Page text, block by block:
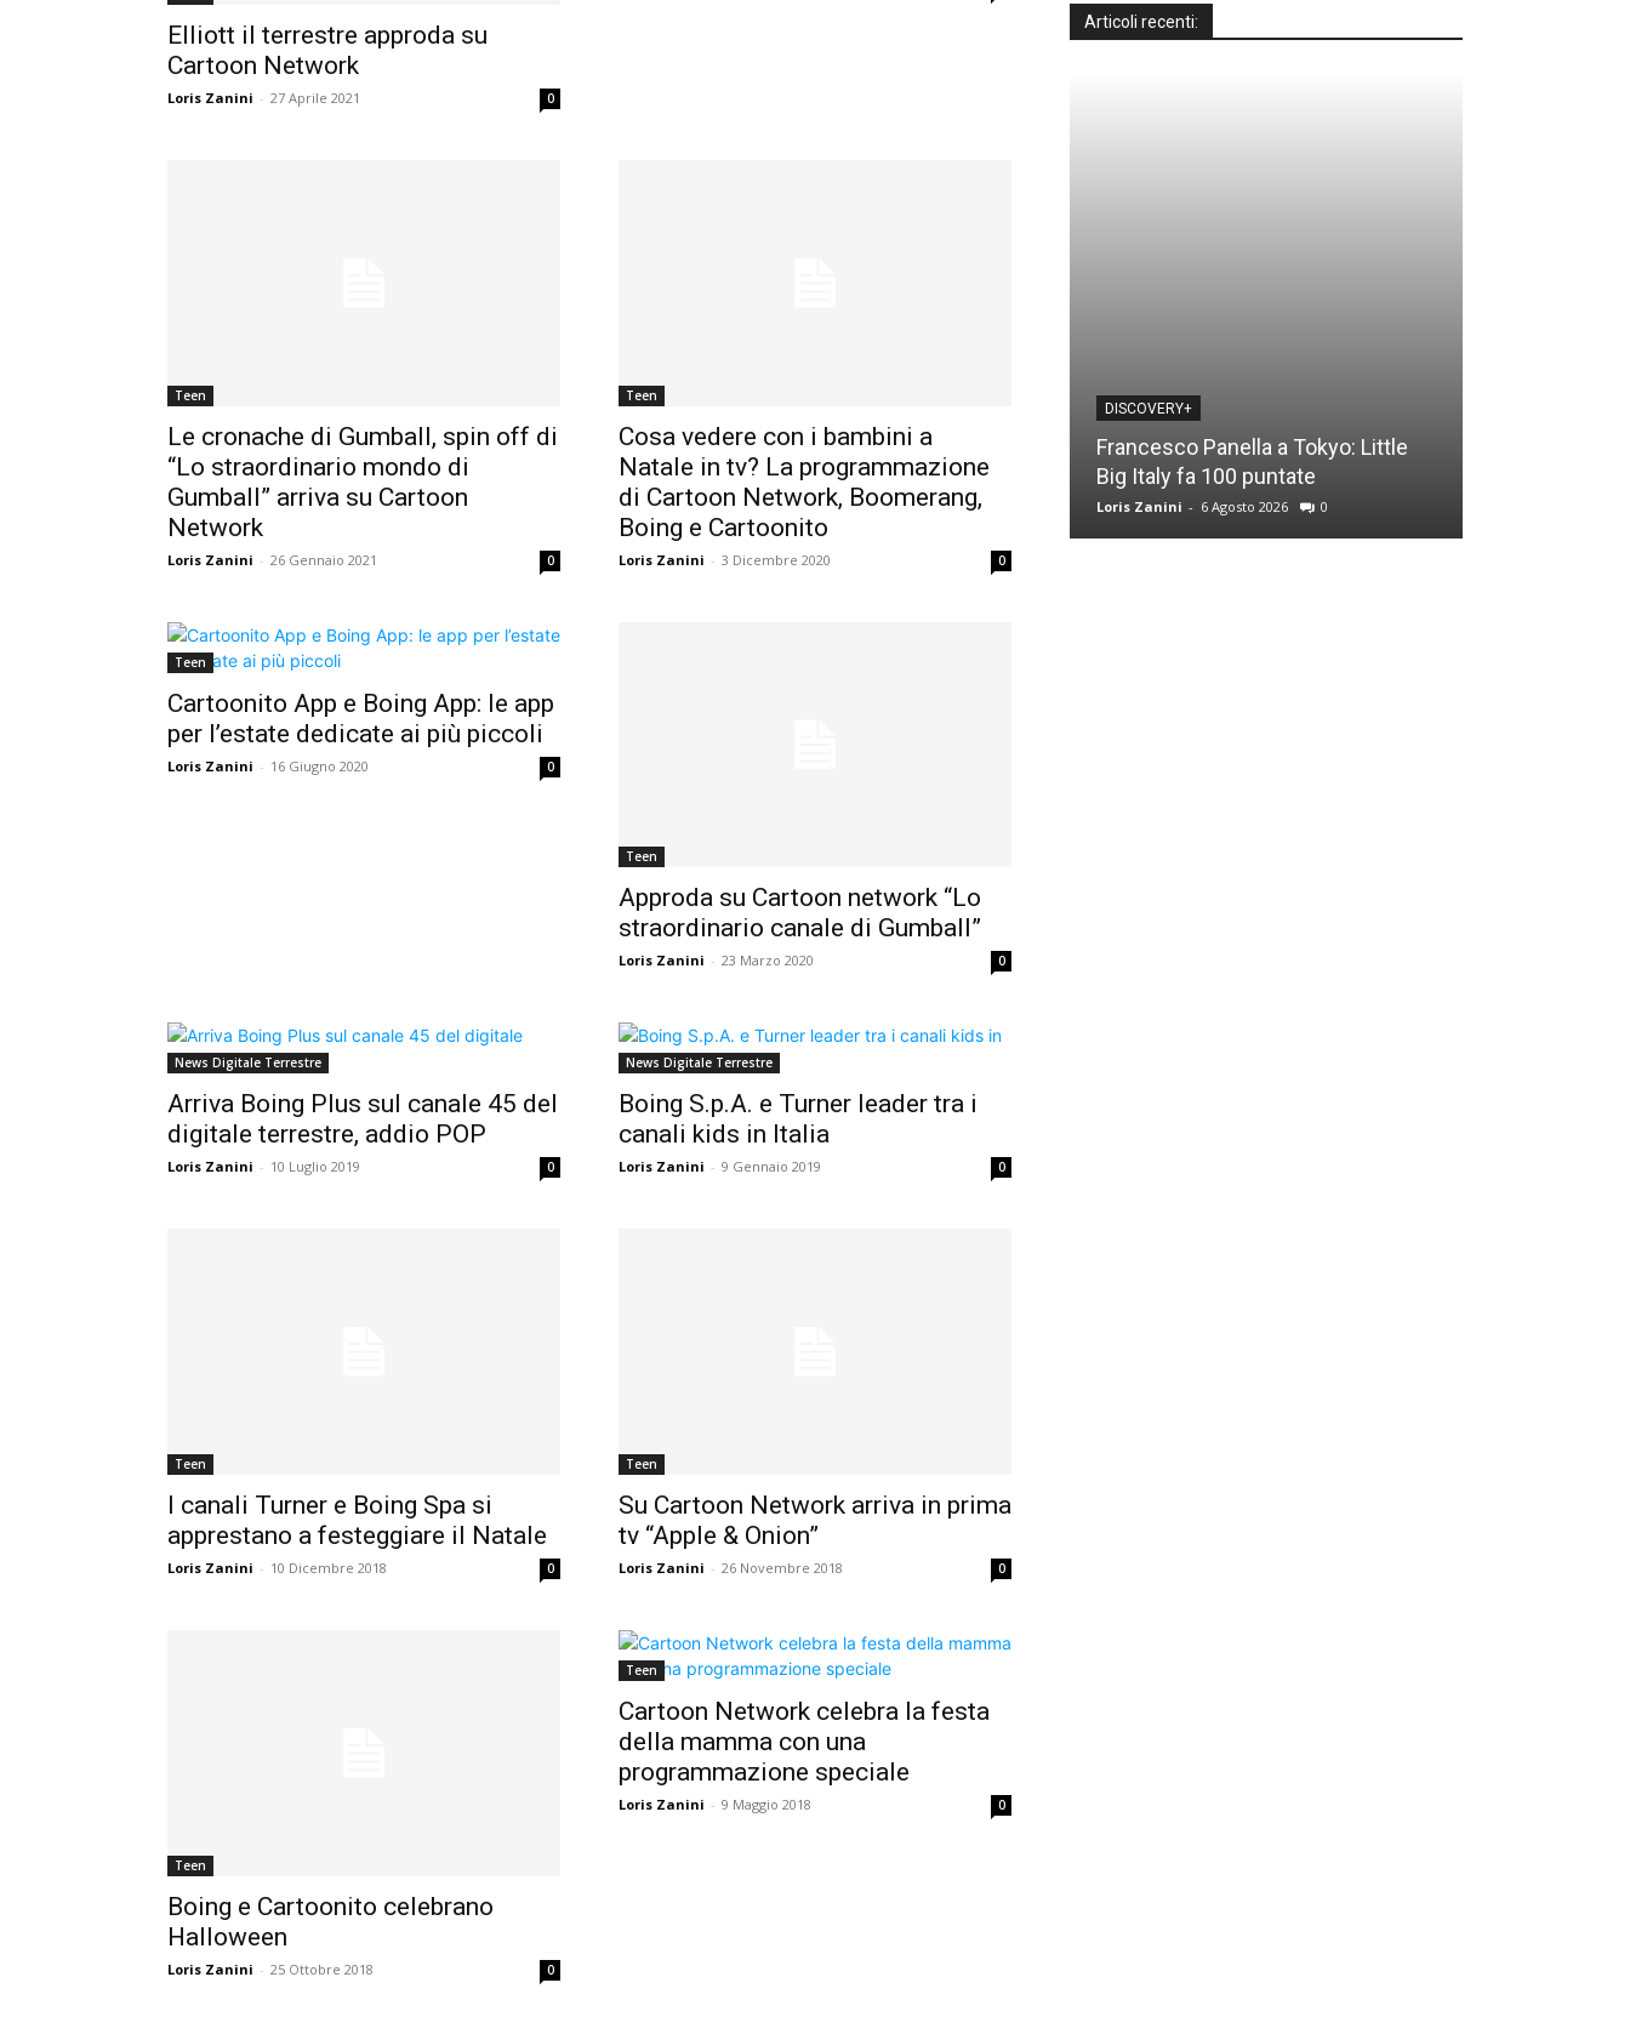
Elliott il terrestre approda su
Cartoon Network
Loris Zanini - 27 Aprile 2021 0
Teen
Le cronache di Gumball, spin off di
“Lo straordinario mondo di
Gumball” arriva su Cartoon
Network
Loris Zanini - 26 Gennaio 2021 0
Teen
Cosa vedere con i bambini a
Natale in tv? La programmazione
di Cartoon Network, Boomerang,
Boing e Cartoonito
Loris Zanini - 3 Dicembre 2020 0
Teen
Cartoonito App e Boing App: le app
per l’estate dedicate ai più piccoli
Loris Zanini - 16 Giugno 2020 0
Teen
Approda su Cartoon network “Lo
straordinario canale di Gumball”
Loris Zanini - 23 Marzo 2020 0
News Digitale Terrestre
Arriva Boing Plus sul canale 45 del
digitale terrestre, addio POP
Loris Zanini - 10 Luglio 2019 0
News Digitale Terrestre
Boing S.p.A. e Turner leader tra i
canali kids in Italia
Loris Zanini - 9 Gennaio 2019 0
Teen
I canali Turner e Boing Spa si
apprestano a festeggiare il Natale
Loris Zanini - 10 Dicembre 2018 0
Teen
Su Cartoon Network arriva in prima
tv “Apple & Onion”
Loris Zanini - 26 Novembre 2018 0
Teen
Boing e Cartoonito celebrano
Halloween
Loris Zanini - 25 Ottobre 2018 0
Teen
Cartoon Network celebra la festa
della mamma con una
programmazione speciale
Loris Zanini - 9 Maggio 2018 0
Articoli recenti:
DISCOVERY+
Francesco Panella a Tokyo: Little
Big Italy fa 100 puntate
Loris Zanini - 6 Agosto 2026 0